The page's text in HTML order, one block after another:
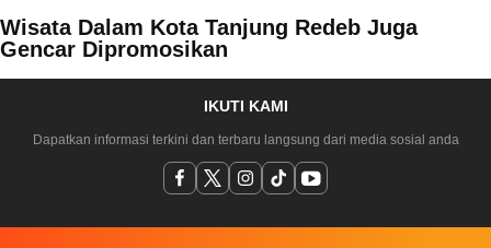
Wisata Dalam Kota Tanjung Redeb Juga
Gencar Dipromosikan
IKUTI KAMI
Dapatkan informasi terkini dan terbaru langsung dari media sosial anda